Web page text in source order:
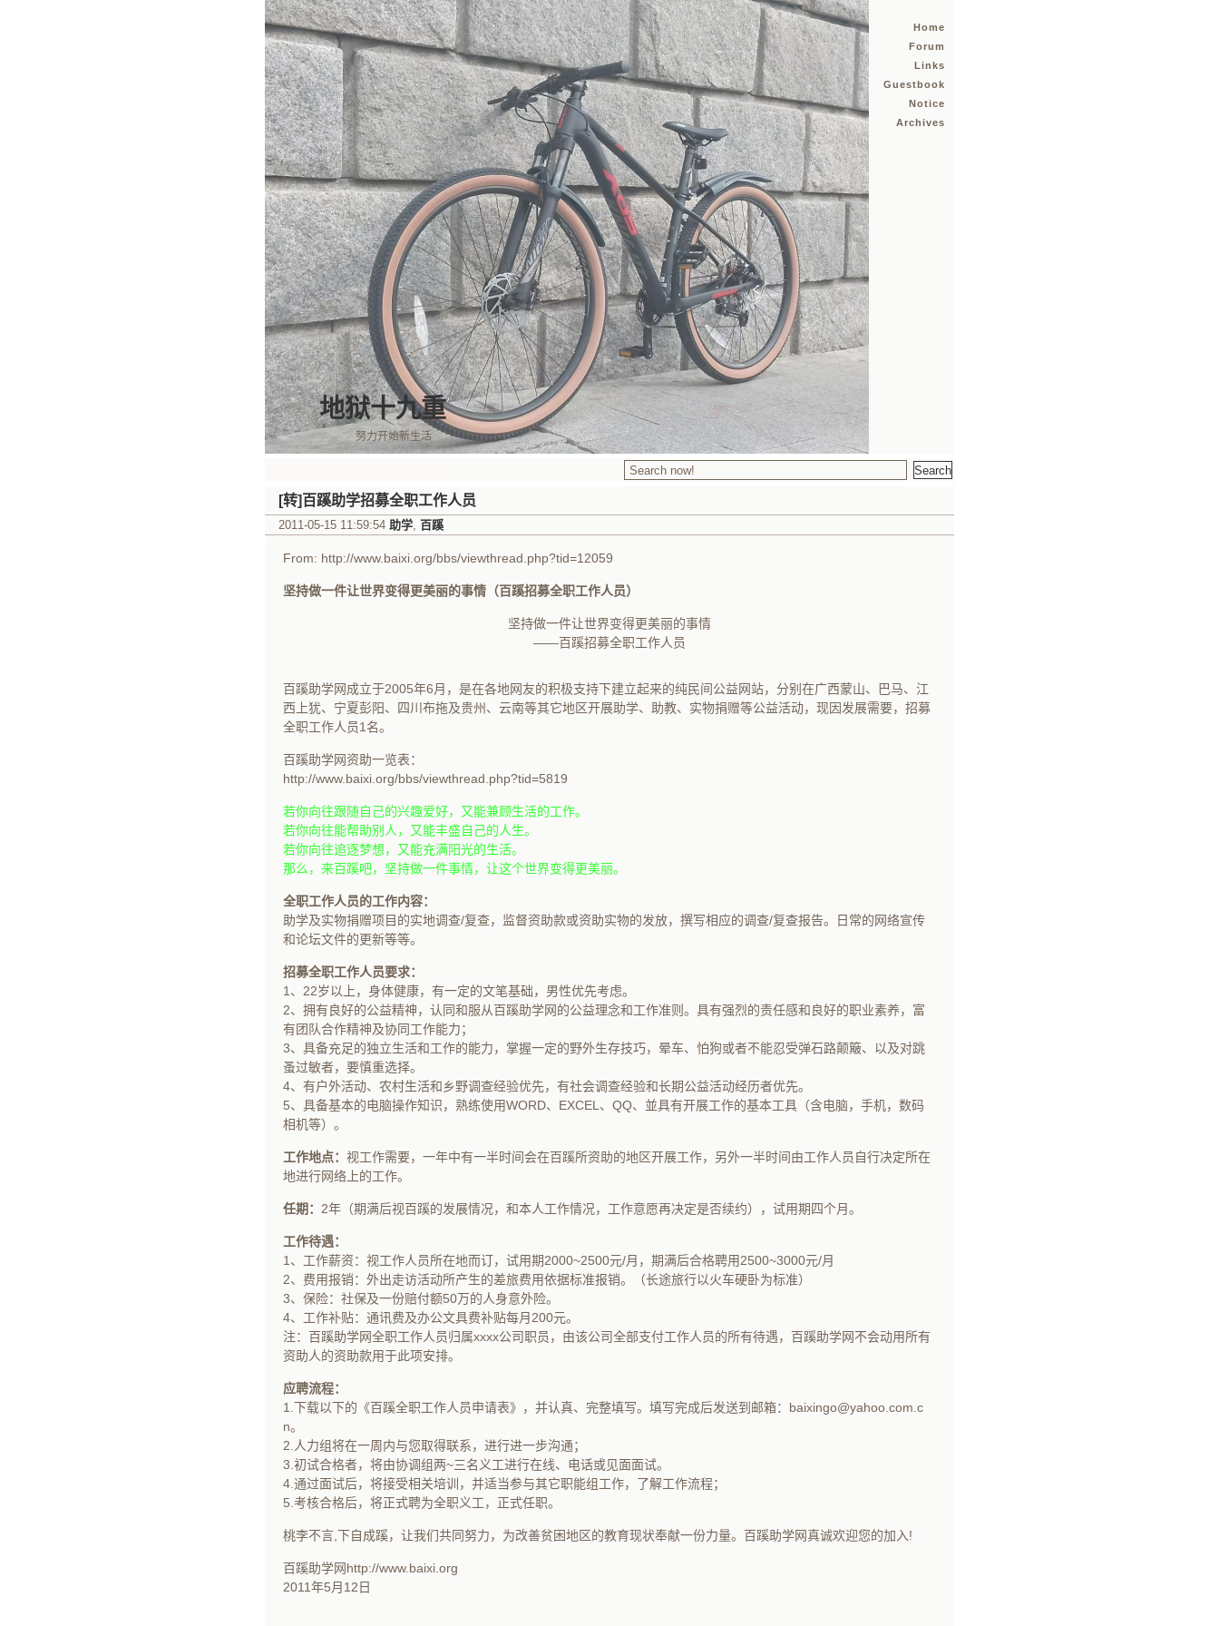
Home
Forum
Links
Guestbook
Notice
Archives
地狱十九重
努力开始新生活
[转]百蹊助学招募全职工作人员
2011-05-15 11:59:54 助学, 百蹊
From: http://www.baixi.org/bbs/viewthread.php?tid=12059
坚持做一件让世界变得更美丽的事情（百蹊招募全职工作人员）
坚持做一件让世界变得更美丽的事情
——百蹊招募全职工作人员
百蹊助学网成立于2005年6月，是在各地网友的积极支持下建立起来的纯民间公益网站，分别在广西蒙山、巴马、江
西上犹、宁夏彭阳、四川布拖及贵州、云南等其它地区开展助学、助教、实物捐赠等公益活动，现因发展需要，招募
全职工作人员1名。
百蹊助学网资助一览表：
http://www.baixi.org/bbs/viewthread.php?tid=5819
若你向往跟随自己的兴趣爱好，又能兼顾生活的工作。
若你向往能帮助别人，又能丰盛自己的人生。
若你向往追逐梦想，又能充满阳光的生活。
那么，来百蹊吧，坚持做一件事情，让这个世界变得更美丽。
全职工作人员的工作内容：
助学及实物捐赠项目的实地调查/复查，监督资助款或资助实物的发放，撰写相应的调查/复查报告。日常的网络宣传
和论坛文件的更新等等。
招募全职工作人员要求：
1、22岁以上，身体健康，有一定的文笔基础，男性优先考虑。
2、拥有良好的公益精神，认同和服从百蹊助学网的公益理念和工作准则。具有强烈的责任感和良好的职业素养，富
有团队合作精神及协同工作能力；
3、具备充足的独立生活和工作的能力，掌握一定的野外生存技巧，晕车、怕狗或者不能忍受弹石路颠簸、以及对跳
蚤过敏者，要慎重选择。
4、有户外活动、农村生活和乡野调查经验优先，有社会调查经验和长期公益活动经历者优先。
5、具备基本的电脑操作知识，熟练使用WORD、EXCEL、QQ、並具有开展工作的基本工具（含电脑，手机，数码
相机等）。
工作地点： 视工作需要，一年中有一半时间会在百蹊所资助的地区开展工作，另外一半时间由工作人员自行决定所在
地进行网络上的工作。
任期： 2年（期满后视百蹊的发展情况，和本人工作情况，工作意愿再决定是否续约），试用期四个月。
工作待遇：
1、工作薪资：视工作人员所在地而订，试用期2000~2500元/月，期满后合格聘用2500~3000元/月
2、费用报销：外出走访活动所产生的差旅费用依据标准报销。（长途旅行以火车硬卧为标准）
3、保险：社保及一份赔付额50万的人身意外险。
4、工作补贴：通讯费及办公文具费补贴每月200元。
注：百蹊助学网全职工作人员归属xxxx公司职员，由该公司全部支付工作人员的所有待遇，百蹊助学网不会动用所有
资助人的资助款用于此项安排。
应聘流程：
1.下载以下的《百蹊全职工作人员申请表》，并认真、完整填写。填写完成后发送到邮箱：baixingo@yahoo.com.c
n。
2.人力组将在一周内与您取得联系，进行进一步沟通；
3.初试合格者，将由协调组两~三名义工进行在线、电话或见面面试。
4.通过面试后，将接受相关培训，并适当参与其它职能组工作，了解工作流程；
5.考核合格后，将正式聘为全职义工，正式任职。
桃李不言,下自成蹊，让我们共同努力，为改善贫困地区的教育现状奉献一份力量。百蹊助学网真诚欢迎您的加入!
百蹊助学网http://www.baixi.org
2011年5月12日